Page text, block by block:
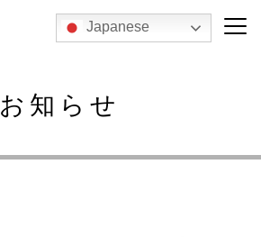
Japanese
お知らせ